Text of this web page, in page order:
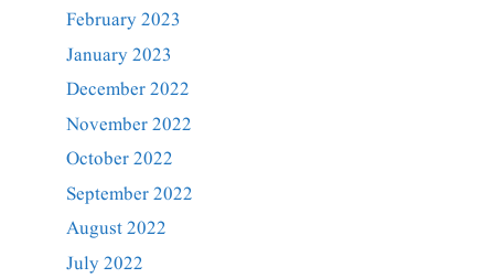
February 2023
January 2023
December 2022
November 2022
October 2022
September 2022
August 2022
July 2022